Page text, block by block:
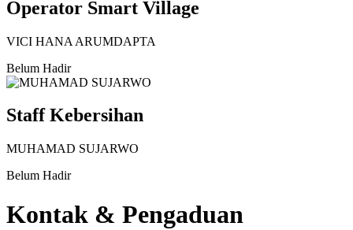
Operator Smart Village
VICI HANA ARUMDAPTA
Belum Hadir
Staff Kebersihan
MUHAMAD SUJARWO
Belum Hadir
Kontak & Pengaduan